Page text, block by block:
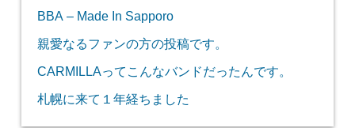
BBA – Made In Sapporo
親愛なるファンの方の投稿です。
CARMILLAってこんなバンドだったんです。
札幌に来て１年経ちました